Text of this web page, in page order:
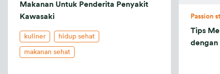
Makanan Untuk Penderita Penyakit
Kawasaki
kuliner hidup sehat
makanan sehat
Passion
Tips
dengan